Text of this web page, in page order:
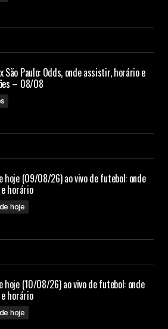
São Paulo: Odds, onde assistir, horário e
– 08/08
hoje (09/08/26) ao vivo de futebol: onde
horário
hoje
hoje (10/08/26) ao vivo de futebol: onde
horário
hoje